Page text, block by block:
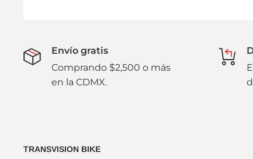
Envío gratis
Comprando $2,500 o más
en la CDMX.
TRANSVISION BIKE